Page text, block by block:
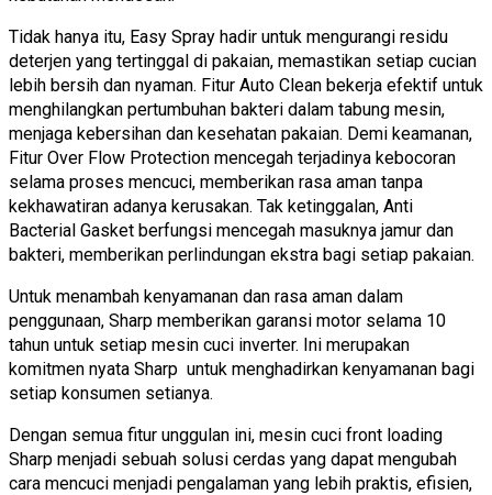
Tidak hanya itu, Easy Spray hadir untuk mengurangi residu
deterjen yang tertinggal di pakaian, memastikan setiap cucian
lebih bersih dan nyaman. Fitur Auto Clean bekerja efektif untuk
menghilangkan pertumbuhan bakteri dalam tabung mesin,
menjaga kebersihan dan kesehatan pakaian. Demi keamanan,
Fitur Over Flow Protection mencegah terjadinya kebocoran
selama proses mencuci, memberikan rasa aman tanpa
kekhawatiran adanya kerusakan. Tak ketinggalan, Anti
Bacterial Gasket berfungsi mencegah masuknya jamur dan
bakteri, memberikan perlindungan ekstra bagi setiap pakaian.
Untuk menambah kenyamanan dan rasa aman dalam
penggunaan, Sharp memberikan garansi motor selama 10
tahun untuk setiap mesin cuci inverter. Ini merupakan
komitmen nyata Sharp untuk menghadirkan kenyamanan bagi
setiap konsumen setianya.
Dengan semua fitur unggulan ini, mesin cuci front loading
Sharp menjadi sebuah solusi cerdas yang dapat mengubah
cara mencuci menjadi pengalaman yang lebih praktis, efisien,